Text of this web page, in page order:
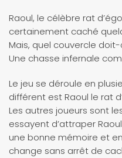
Raoul, le célèbre rat
certainement caché
Mais, quel couvercle
Une chasse infernale
Le jeu se déroule en
différent est Raoul le rat
Les autres joueurs sont
essayent d’attraper
une bonne mémoire et
change sans arrêt de